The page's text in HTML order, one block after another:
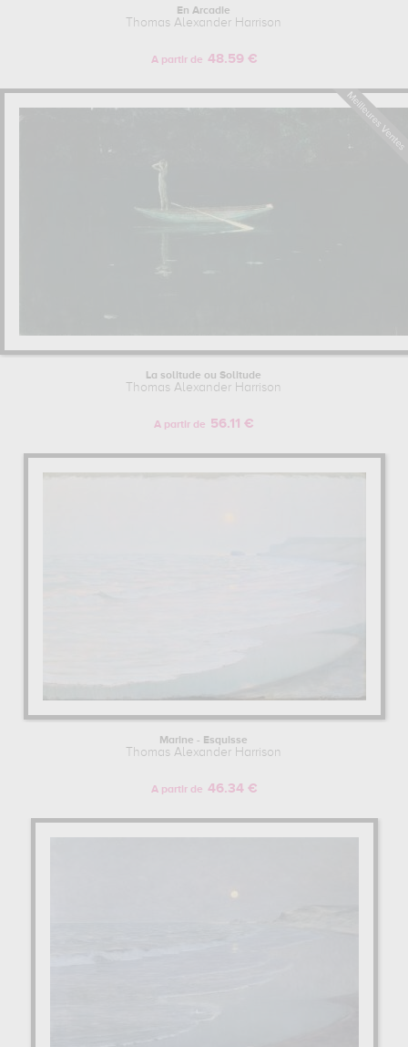
En Arcadie
Thomas Alexander Harrison
A partir de 48.59 €
La solitude ou Solitude
Thomas Alexander Harrison
A partir de 56.11 €
Marine - Esquisse
Thomas Alexander Harrison
A partir de 46.34 €